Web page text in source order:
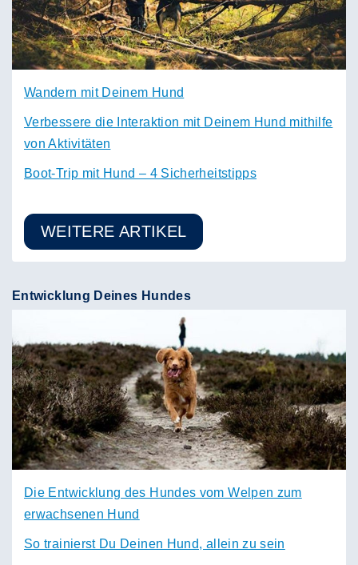
Wandern mit Deinem Hund
Verbessere die Interaktion mit Deinem Hund mithilfe
von Aktivitäten
Boot-Trip mit Hund – 4 Sicherheitstipps
WEITERE ARTIKEL
Entwicklung Deines Hundes
Die Entwicklung des Hundes vom Welpen zum
erwachsenen Hund
So trainierst Du Deinen Hund, allein zu sein